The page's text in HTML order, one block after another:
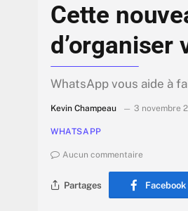
Cette
d’organiser
WhatsApp vous aide à
Kevin Champeau 3 novembre
WHATSAPP
Aucun commentaire
Partages Facebook